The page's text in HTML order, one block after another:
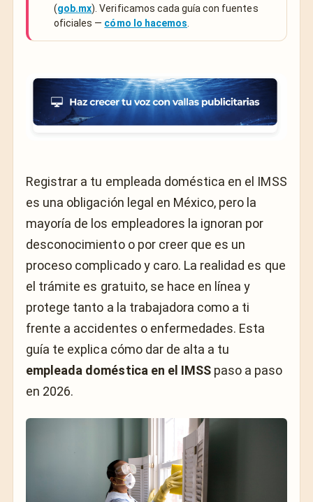
(gob.mx). Verificamos cada guía con fuentes
oficiales — cómo lo hacemos
Registrar a tu empleada doméstica en el IMSS
es una obligación legal en México, pero la
mayoría de los empleadores la ignoran por
desconocimiento o por creer que es un
proceso complicado y caro. La realidad es que
el trámite es gratuito, se hace en línea y
protege tanto a la trabajadora como a ti
frente a accidentes o enfermedades. Esta
guía te explica cómo dar de alta a tu
empleada doméstica en el IMSS paso a paso
en 2026.